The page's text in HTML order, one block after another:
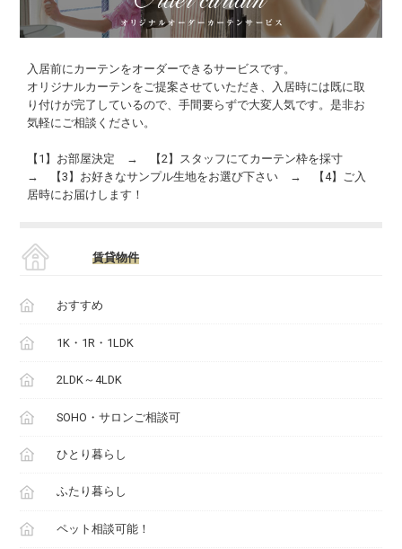
入居前にカーテンをオーダーできるサービスです。
オリジナルカーテンをご提案させていただき、入居時には既に取
り付けが完了しているので、手間要らずで大変人気です。是非お
気軽にご相談ください。
【1】お部屋決定 → 【2】スタッフにてカーテン枠を採寸
→ 【3】お好きなサンプル生地をお選び下さい → 【4】ご入
居時にお届けします！
賃貸物件
おすすめ
1K・1R・1LDK
2LDK～4LDK
SOHO・サロンご相談可
ひとり暮らし
ふたり暮らし
ペット相談可能！